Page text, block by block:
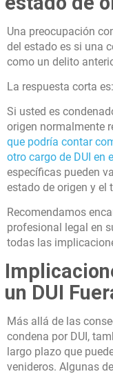
Una preocupación
del estado es si una
como un delito
La respuesta corta
Si usted es
origen normalmente
que podría contar
otro cargo de DUI en
específicas pueden
estado de origen y el
Recomendamos
profesional legal en
todas las
un DUI
Más allá de las
condena por DUI,
largo plazo que
venideros. Algunas